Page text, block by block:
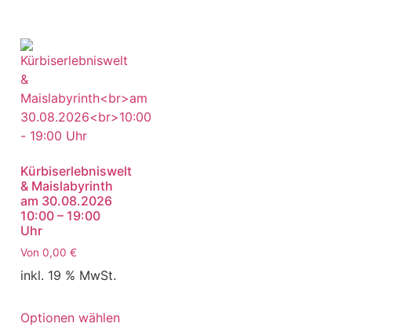
Kürbiserlebniswelt
& Maislabyrinth
am 30.08.2026
10:00 – 19:00
Uhr
Von 0,00 €
inkl. 19 % MwSt.
Optionen wählen